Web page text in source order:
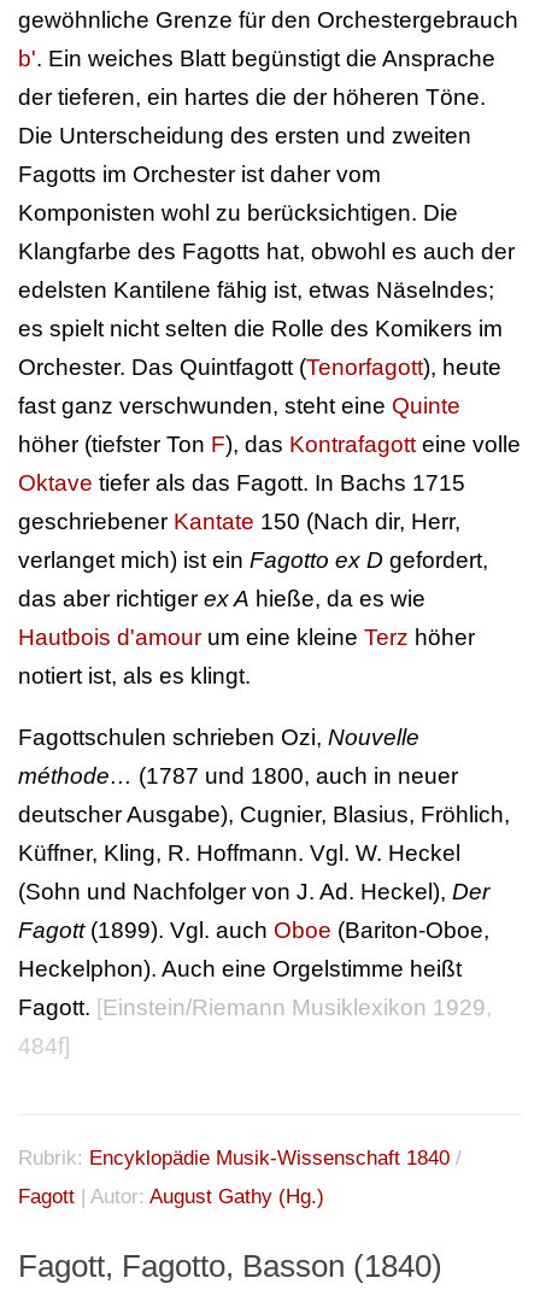
gewöhnliche Grenze für den Orchestergebrauch
b'. Ein weiches Blatt begünstigt die Ansprache
der tieferen, ein hartes die der höheren Töne.
Die Unterscheidung des ersten und zweiten
Fagotts im Orchester ist daher vom
Komponisten wohl zu berücksichtigen. Die
Klangfarbe des Fagotts hat, obwohl es auch der
edelsten Kantilene fähig ist, etwas Näselndes;
es spielt nicht selten die Rolle des Komikers im
Orchester. Das Quintfagott (Tenorfagott), heute
fast ganz verschwunden, steht eine Quinte
höher (tiefster Ton F), das Kontrafagotteine volle
Oktave tiefer als das Fagott. In Bachs 1715
geschriebener Kantate 150 (Nach dir, Herr,
verlanget mich) ist ein Fagotto ex D gefordert,
das aber richtiger ex A hieße, da es wie
Hautbois d'amour um eine kleine Terz höher
notiert ist, als es klingt.
Fagottschulen schrieben Ozi, Nouvelle
méthode… (1787 und 1800, auch in neuer
deutscher Ausgabe), Cugnier, Blasius, Fröhlich,
Küffner, Kling, R. Hoffmann. Vgl. W. Heckel
(Sohn und Nachfolger von J. Ad. Heckel), Der
Fagott(1899). Vgl. auch Oboe (Bariton-Oboe,
Heckelphon). Auch eine Orgelstimme heißt
Fagott. [Einstein/Riemann Musiklexikon 1929,
484f]
Rubrik: Encyklopädie Musik-Wissenschaft 1840 /
Fagott | Autor: August Gathy (Hg.)
Fagott, Fagotto, Basson (1840)